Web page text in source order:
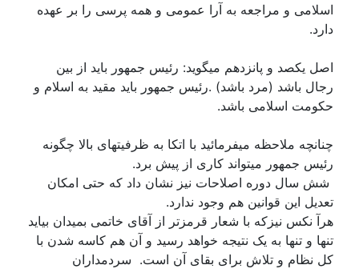
اسلامی و مراجعه به آرا عمومی و همه پرسی را بر عهده
دارد.
اصل یکصد و پانزدهم میگوید: رئیس جمهور باید از بین
رجال باشد (مرد باشد) .رئیس جمهور باید مقید به اسلام و
حکومت اسلامی باشد.
چنانچه ملاحظه میفرمائید با اتکا به ظرفیتهای بالا چگونه
رئیس جمهور میتواند کاری از پیش برد.
شش سال دوره اصلاحات نیز نشان داد که حتی امکان
تعدیل این قوانین هم وجود ندارد.
هرآ نکس نیزکه با شعار قرمزتر از آقای خاتمی بمیدان بیاید
تنها و تنها به یک نتیجه خواهد رسید و آن هم کاسه شدن با
کل نظام و تلاش برای بقای آن است. سردمداران